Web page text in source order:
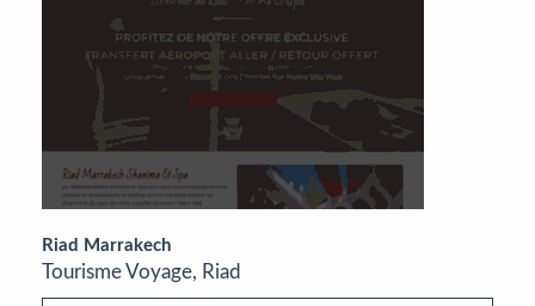
Riad Marrakech
Tourisme Voyage, Riad